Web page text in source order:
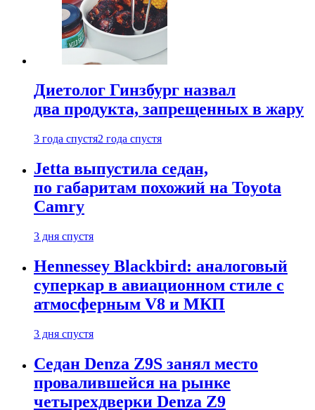
Диетолог Гинзбург назвал
два продукта, запрещенных в жару
3 года спустя2 года спустя
Jetta выпустила седан,
по габаритам похожий на Toyota
Camry
3 дня спустя
Hennessey Blackbird: аналоговый
суперкар в авиационном стиле с
атмосферным V8 и МКП
3 дня спустя
Седан Denza Z9S занял место
провалившейся на рынке
четырехдверки Denza Z9